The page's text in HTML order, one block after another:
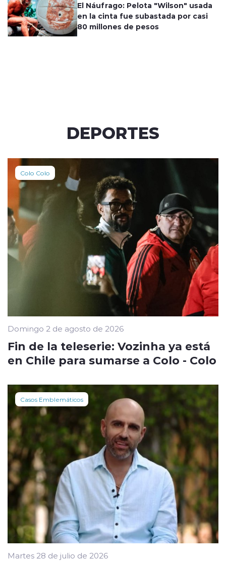
El Náufrago: Pelota "Wilson" usada
en la cinta fue subastada por casi
80 millones de pesos
DEPORTES
Colo Colo
Domingo 2 de agosto de 2026
Fin de la teleserie: Vozinha ya está
en Chile para sumarse a Colo - Colo
Casos Emblemáticos
Martes 28 de julio de 2026